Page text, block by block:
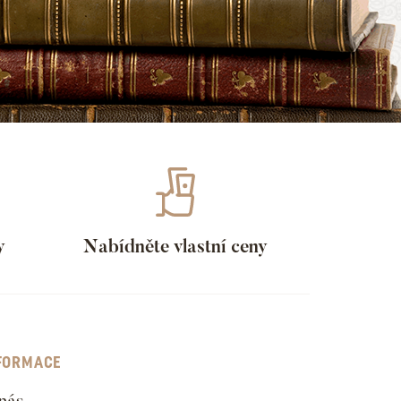
Nabídněte vlastní ceny